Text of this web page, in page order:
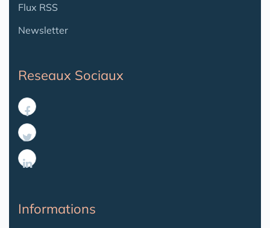
Flux RSS
Newsletter
Reseaux Sociaux
Informations